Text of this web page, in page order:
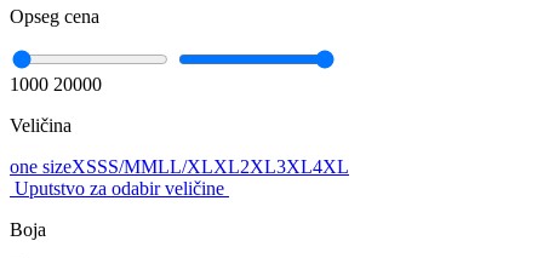
Opseg cena
1000 20000
Veličina
one sizeXSSS/MMLL/XLXL2XL3XL4XL
Uputstvo za odabir veličine
Boja